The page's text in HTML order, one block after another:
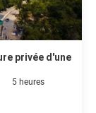
privée d'une
5 heures